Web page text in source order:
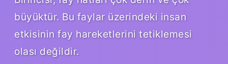
büyüktür. Bu faylar üzerindeki insan
etkisinin fay hareketlerini tetiklemesi
olası değildir.